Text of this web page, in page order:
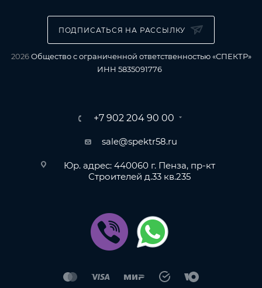
ПОДПИСАТЬСЯ НА РАССЫЛКУ
2026Общество с ограниченной ответственностью «СПЕКТР»
ИНН 5835091776
+7 902 204 90 00
sale@spektr58.ru
Юр. адрес: 440060 г. Пенза, пр-кт
Строителей д.33 кв.235